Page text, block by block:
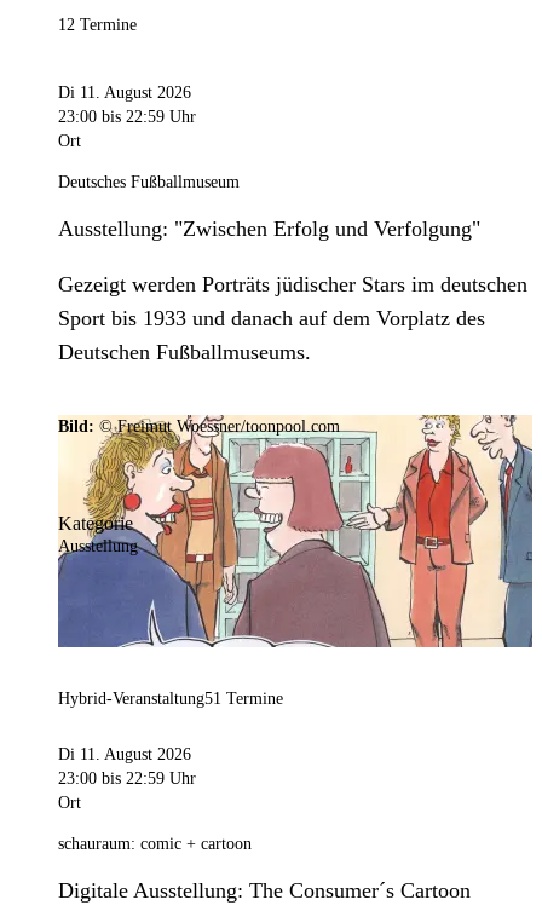
12 Termine
Di 11. August 2026
23:00 bis 22:59 Uhr
Ort
Deutsches Fußballmuseum
Ausstellung: "Zwischen Erfolg und Verfolgung"
Gezeigt werden Porträts jüdischer Stars im deutschen
Sport bis 1933 und danach auf dem Vorplatz des
Deutschen Fußballmuseums.
Bild: © Freimut Woessner/toonpool.com
Kategorie
Ausstellung
Hybrid-Veranstaltung51 Termine
Di 11. August 2026
23:00 bis 22:59 Uhr
Ort
schauraum: comic + cartoon
Digitale Ausstellung: The Consumer´s Cartoon